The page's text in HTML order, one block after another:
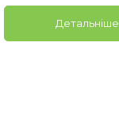
Детальніше